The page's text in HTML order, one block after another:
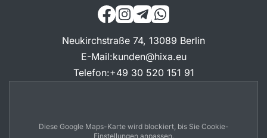
Neukirchstraße 74, 13089 Berlin
E-Mail:kunden@hixa.eu
Telefon:+49 30 520 151 91
Diese Google Maps-Karte wird blockiert, bis Sie Cookie-
Einstellungen anpassen.